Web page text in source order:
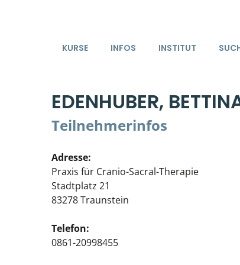
KURSE INFOS INSTITUT
EDENHUBER,
Teilnehmerinfos
Adresse:
Praxis für Cranio-Sacral-Therapie
Stadtplatz 21
83278 Traunstein
Telefon:
0861-20998455